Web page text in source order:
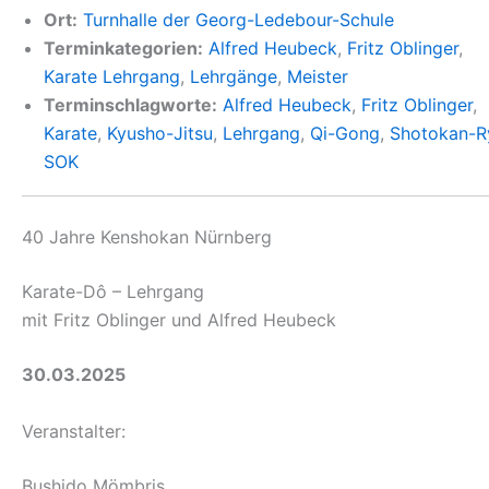
Ort: Turnhalle der Georg-Ledebour-Schule
Terminkategorien: Alfred Heubeck, Fritz Oblinger,
Karate Lehrgang, Lehrgänge, Meister
Terminschlagworte: Alfred Heubeck, Fritz Oblinger,
Karate, Kyusho-Jitsu, Lehrgang, Qi-Gong, Shotokan-
SOK
40 Jahre Kenshokan Nürnberg
Karate-Dô – Lehrgang
mit Fritz Oblinger und Alfred Heubeck
30.03.2025
Veranstalter: